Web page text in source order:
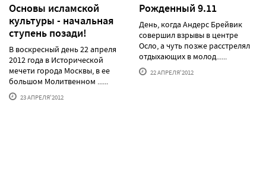
Основы исламской
культуры - начальная
ступень позади!
В воскресный день 22 апреля
2012 года в Исторической
мечети города Москвы, в ее
большом Молитвенном ......
23 АПРЕЛЯ'2012
Рожденный 9.11
День, когда Андерс Брейвик
совершил взрывы в центре
Осло, а чуть позже расстрелял
отдыхающих в молод......
22 АПРЕЛЯ'2012